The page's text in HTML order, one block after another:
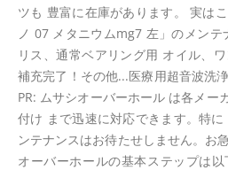
ツも 豊富に在庫があります。 実は
ノ 07 メタニウムmg7 左」のメン
リス、通常ベアリング用 オイル、
補充完了！その他...医療用超音波洗
PR: ムサシオーバーホール は各メー
付け まで迅速に対応できます。特
ンテナンスはお待たせしません。お
オーバーホールの基本ステップは